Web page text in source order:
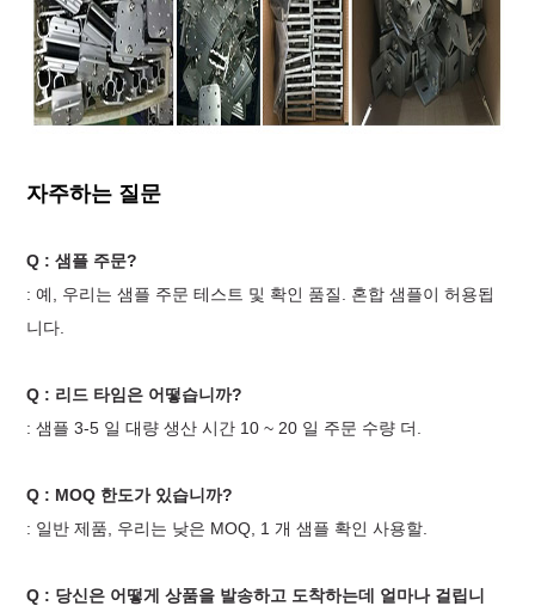
자주하는 질문
Q : 샘플 주문?
: 예, 우리는 샘플 주문 테스트 및 확인 품질. 혼합 샘플이 허용됩
니다.
Q : 리드 타임은 어떻습니까?
: 샘플 3-5 일 대량 생산 시간 10 ~ 20 일 주문 수량 더.
Q : MOQ 한도가 있습니까?
: 일반 제품, 우리는 낮은 MOQ, 1 개 샘플 확인 사용할.
Q : 당신은 어떻게 상품을 발송하고 도착하는데 얼마나 걸립니